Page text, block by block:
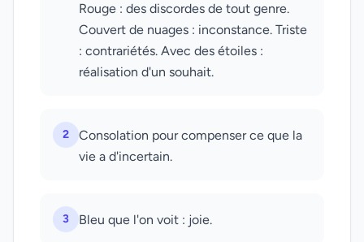
Rouge : des discordes de tout genre.
Couvert de nuages : inconstance. Triste
: contrariétés. Avec des étoiles :
réalisation d'un souhait.
2
Consolation pour compenser ce que la
vie a d'incertain.
3 Bleu que l'on voit : joie.